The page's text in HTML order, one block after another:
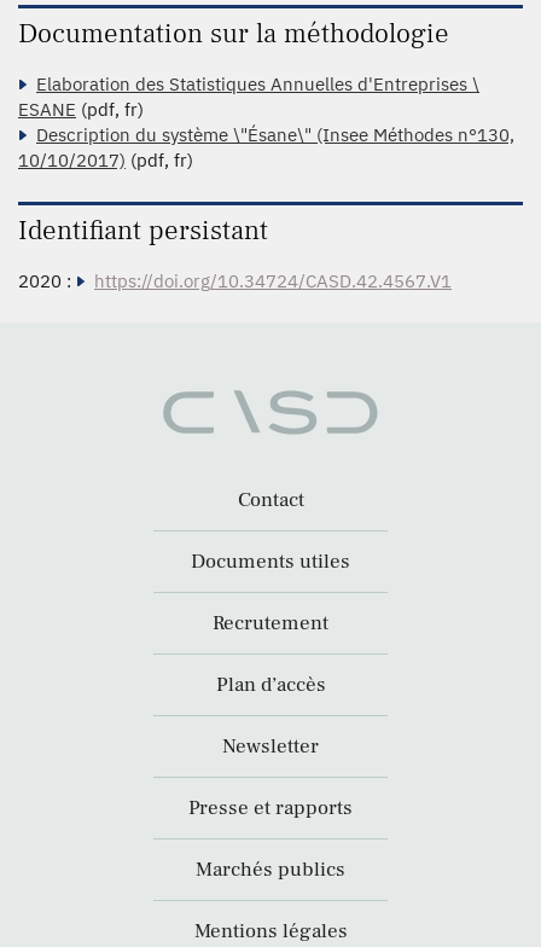
Documentation sur la méthodologie
Elaboration des Statistiques Annuelles d'Entreprises \
ESANE (pdf, fr)
Description du système \"Ésane\" (Insee Méthodes n°130,
10/10/2017) (pdf, fr)
Identifiant persistant
2020 : https://doi.org/10.34724/CASD.42.4567.V1
Contact
Documents utiles
Recrutement
Plan d’accès
Newsletter
Presse et rapports
Marchés publics
Mentions légales